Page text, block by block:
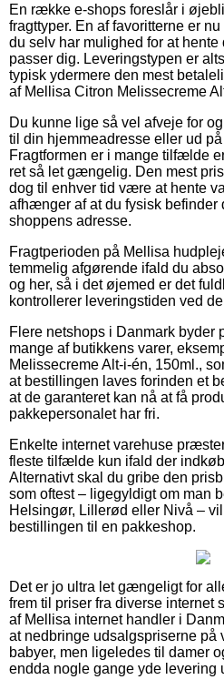
En række e-shops foreslår i
fragttyper. En af favoritterne er
du selv har mulighed for at
passer dig. Leveringstypen er
typisk ydermere den mest
af Mellisa Citron Melissecreme
Du kunne lige så vel afveje for
til din hjemmeadresse eller ud
Fragtformen er i mange tilfælde
ret så let gængelig. Den mest
dog til enhver tid være at hente
afhænger af at du fysisk befinder
shoppens adresse.
Fragtperioden på Mellisa
temmelig afgørende ifald du
og her, så i det øjemed er det
kontrollerer leveringstiden ved
Flere netshops i Danmark byder
mange af butikkens varer,
Melissecreme Alt-i-én, 150ml.,
at bestillingen laves forinden et
at de garanteret kan nå at få
pakkepersonalet har fri.
Enkelte internet varehuse
fleste tilfælde kun ifald der
Alternativt skal du gribe den
som oftest – ligegyldigt om man
Helsingør, Lillerød eller Nivå –
bestillingen til en pakkeshop.
Det er jo ultra let gængeligt for
frem til priser fra diverse internet
af Mellisa internet handler i
at nedbringe udsalgspriserne på
babyer, men ligeledes til damer
endda nogle gange yde levering